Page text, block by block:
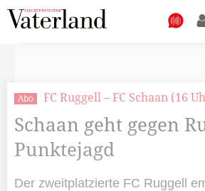
Abo FC Ruggell – FC Schaan (16
Schaan geht gegen
Punktejagd
Der zweitplatzierte FC Ruggell